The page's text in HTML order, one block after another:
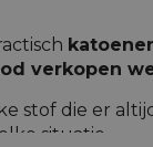
verkopen
stof die er
situatie.